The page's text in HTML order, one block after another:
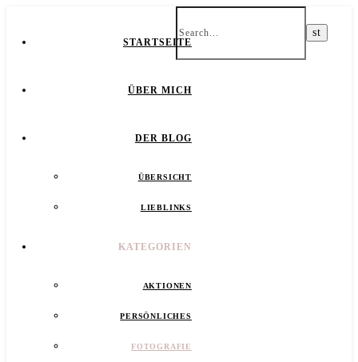
STARTSEITE
ÜBER MICH
DER BLOG
ÜBERSICHT
LIEBLINKS
KATEGORIEN
AKTIONEN
PERSÖNLICHES
FOTOGRAFIE